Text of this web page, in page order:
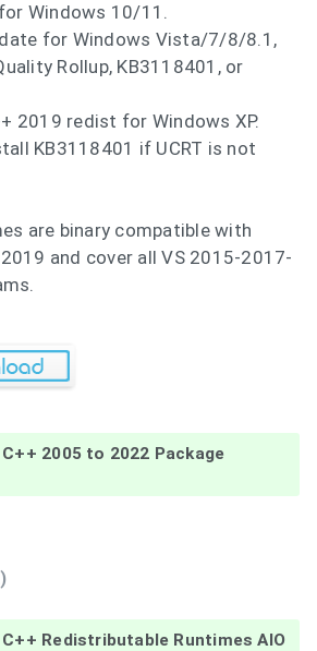
Windows 10/11.
for Windows Vista/7/8/8.1,
Rollup, KB3118401, or
2019 redist for Windows XP.
KB3118401 if UCRT is not
are binary compatible with
and cover all VS 2015-2017-
2005 to 2022 Package
Redistributable Runtimes AIO